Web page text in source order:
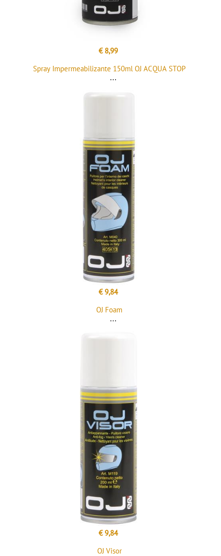
€ 8,99
Spray Impermeabilizante 150ml OJ ACQUA STOP
€ 9,84
OJ Foam
€ 9,84
OJ Visor